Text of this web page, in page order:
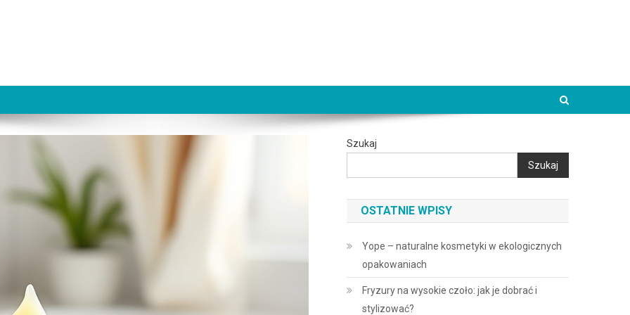
Szukaj
Szukaj
OSTATNIE WPISY
Yope – naturalne kosmetyki w ekologicznych
opakowaniach
Fryzury na wysokie czoło: jak je dobrać i
stylizować?